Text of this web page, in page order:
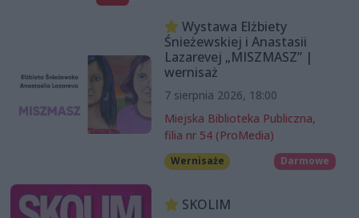
Wystawa Elżbiety
Śnieżewskiej i Anastasii
Lazarevej „MISZMASZ” |
wernisaż
7 sierpnia 2026, 18:00
Miejska Biblioteka Publiczna,
filia nr 54 (ProMedia)
Wernisaże Darmowe
SKOLIM